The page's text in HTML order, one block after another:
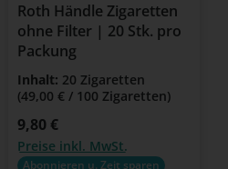
Roth Händle Zigaretten
ohne Filter | 20 Stk. pro
Packung
Inhalt: 20 Zigaretten
(49,00 € / 100 Zigaretten)
Regulärer Preis:
9,80 €
Preise inkl. MwSt.
Abonnieren u. Zeit sparen